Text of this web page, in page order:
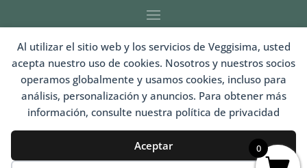
Al utilizar el sitio web y los servicios de Veggisima, usted
acepta nuestro uso de cookies. Nosotros y nuestros socios
operamos globalmente y usamos cookies, incluso para
análisis, personalización y anuncios. Para obtener más
información, consulte nuestra política de privacidad
Aceptar 0